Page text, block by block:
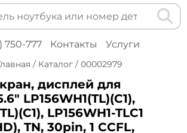
750-777 Контакты Услуги
/ Каталог / 00002979
дисплей для
LP156WH1(TL)(C1),
LP156WH1-TLC1
TN, 30pin, 1 CCFL,